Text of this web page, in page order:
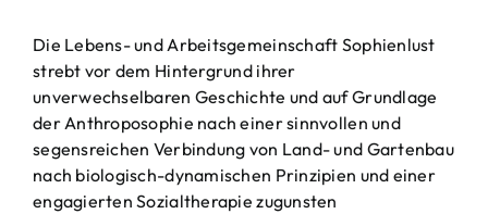
Die Lebens- und Arbeitsgemeinschaft Sophienlust
strebt vor dem Hintergrund ihrer
unverwechselbaren Geschichte und auf Grundlage
der Anthroposophie nach einer sinnvollen und
segensreichen Verbindung von Land- und Gartenbau
nach biologisch-dynamischen Prinzipien und einer
engagierten Sozialtherapie zugunsten